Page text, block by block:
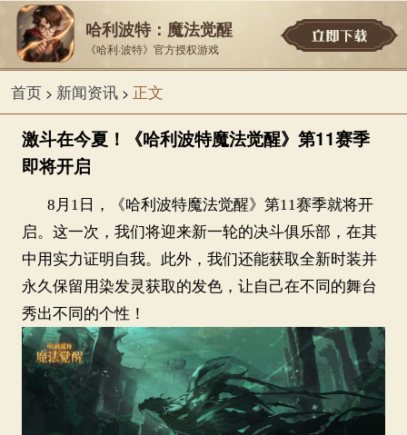
哈利波特：魔法觉醒
《哈利·波特》官方授权游戏
首页 > 新闻资讯 > 正文
激斗在今夏！《哈利波特魔法觉醒》第11赛季
即将开启
8月1日，《哈利波特魔法觉醒》第11赛季就将开
启。这一次，我们将迎来新一轮的决斗俱乐部，在其
中用实力证明自我。此外，我们还能获取全新时装并
永久保留用染发灵获取的发色，让自己在不同的舞台
秀出不同的个性！